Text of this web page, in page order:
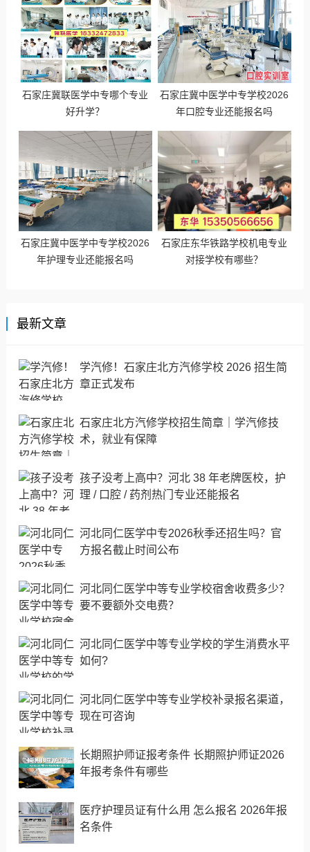
石家庄冀联医学中专哪个专业
好升学？
石家庄冀中医学中专学校2026
年口腔专业还能报名吗
石家庄冀中医学中专学校2026
年护理专业还能报名吗
石家庄东华铁路学校机电专业
对接学校有哪些？
最新文章
学汽修！石家庄北方汽修学校 2026 招生简
章正式发布
石家庄北方汽修学校招生简章｜学汽修技
术，就业有保障
孩子没考上高中？河北 38 年老牌医校，护
理 / 口腔 / 药剂热门专业还能报名
河北同仁医学中专2026秋季还招生吗？官
方报名截止时间公布
河北同仁医学中等专业学校宿舍收费多少？
要不要额外交电费？
河北同仁医学中等专业学校的学生消费水平
如何?
河北同仁医学中等专业学校补录报名渠道，
现在可咨询
长期照护师证报考条件 长期照护师证2026
年报考条件有哪些
医疗护理员证有什么用 怎么报名 2026年报
名条件